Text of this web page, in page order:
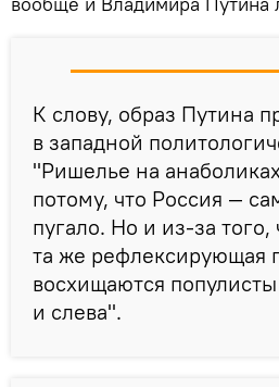
К слову, образ Путина
в западной
"Ришелье на
потому, что Россия —
пугало. Но и из-за того,
та же рефлексирующая
восхищаются
и слева".